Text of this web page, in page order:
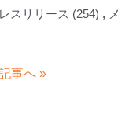
スリリース (254)
メ
事へ »